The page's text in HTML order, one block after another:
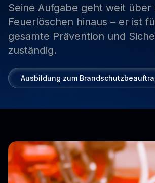
Seine Aufgabe geht weit über
Feuerlöschen hinaus – er ist
gesamte Prävention und
zuständig.
Ausbildung zum